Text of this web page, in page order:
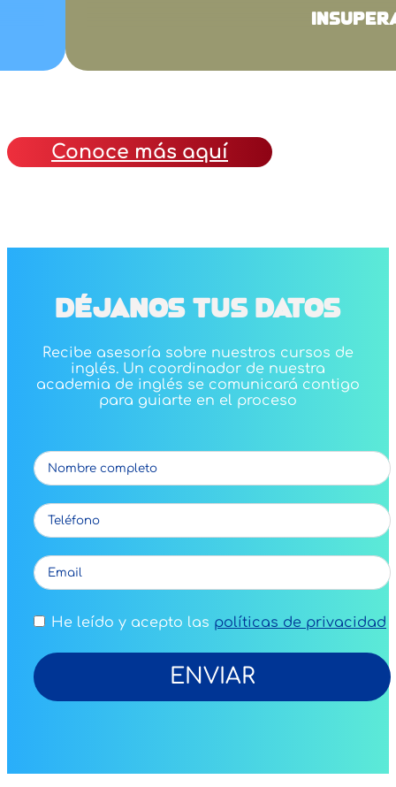
Conoce más aquí
DÉJANOS TUS DATOS
Recibe asesoría sobre nuestros cursos de
inglés. Un coordinador de nuestra
academia de inglés se comunicará contigo
para guiarte en el proceso
He leído y acepto las políticas de privacidad
ENVIAR